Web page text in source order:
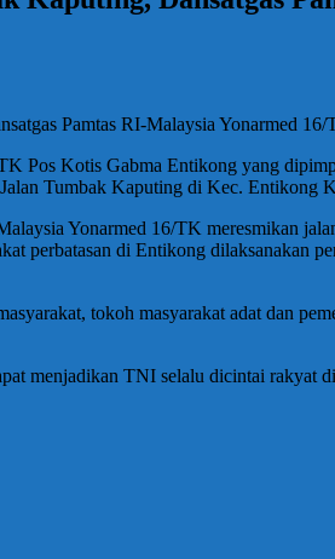
Pamtas RI-Malaysia Yonarmed
Pos Kotis Gabma Entikong yang
Tumbak Kaputing di Kec. Entikong
Yonarmed 16/TK meresmikan
perbatasan di Entikong dilaksanakan
tokoh masyarakat adat dan
menjadikan TNI selalu dicintai rakyat